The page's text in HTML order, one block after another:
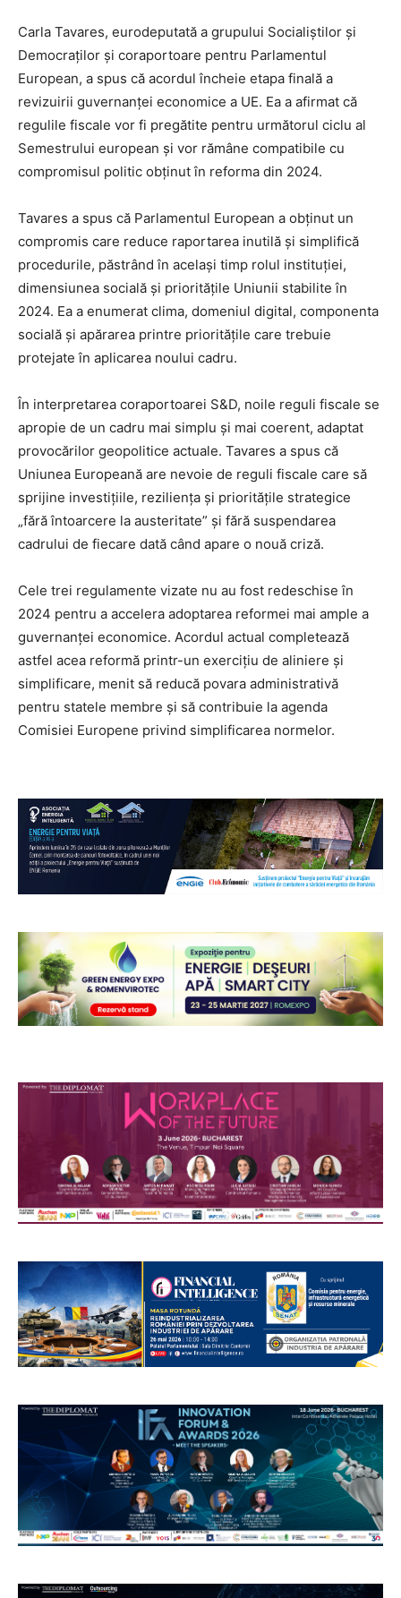
Carla Tavares, eurodeputată a grupului Socialiștilor și
Democraților și coraportoare pentru Parlamentul
European, a spus că acordul încheie etapa finală a
revizuirii guvernanței economice a UE. Ea a afirmat că
regulile fiscale vor fi pregătite pentru următorul ciclu al
Semestrului european și vor rămâne compatibile cu
compromisul politic obținut în reforma din 2024.
Tavares a spus că Parlamentul European a obținut un
compromis care reduce raportarea inutilă și simplifică
procedurile, păstrând în același timp rolul instituției,
dimensiunea socială și prioritățile Uniunii stabilite în
2024. Ea a enumerat clima, domeniul digital, componenta
socială și apărarea printre prioritățile care trebuie
protejate în aplicarea noului cadru.
În interpretarea coraportoarei S&D, noile reguli fiscale se
apropie de un cadru mai simplu și mai coerent, adaptat
provocărilor geopolitice actuale. Tavares a spus că
Uniunea Europeană are nevoie de reguli fiscale care să
sprijine investițiile, reziliența și prioritățile strategice
„fără întoarcere la austeritate” și fără suspendarea
cadrului de fiecare dată când apare o nouă criză.
Cele trei regulamente vizate nu au fost redeschise în
2024 pentru a accelera adoptarea reformei mai ample a
guvernanței economice. Acordul actual completează
astfel acea reformă printr-un exercițiu de aliniere și
simplificare, menit să reducă povara administrativă
pentru statele membre și să contribuie la agenda
Comisiei Europene privind simplificarea normelor.